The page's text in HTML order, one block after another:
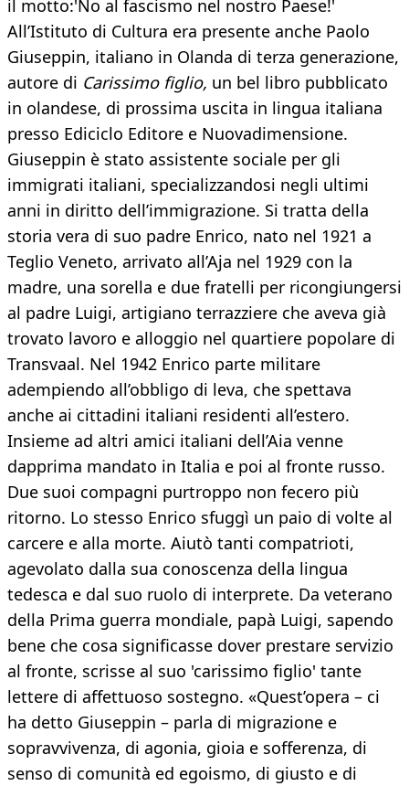
il motto:'No al fascismo nel nostro Paese!'
All’Istituto di Cultura era presente anche Paolo
Giuseppin, italiano in Olanda di terza generazione,
autore di Carissimo figlio, un bel libro pubblicato
in olandese, di prossima uscita in lingua italiana
presso Ediciclo Editore e Nuovadimensione.
Giuseppin è stato assistente sociale per gli
immigrati italiani, specializzandosi negli ultimi
anni in diritto dell’immigrazione. Si tratta della
storia vera di suo padre Enrico, nato nel 1921 a
Teglio Veneto, arrivato all’Aja nel 1929 con la
madre, una sorella e due fratelli per ricongiungersi
al padre Luigi, artigiano terrazziere che aveva già
trovato lavoro e alloggio nel quartiere popolare di
Transvaal. Nel 1942 Enrico parte militare
adempiendo all’obbligo di leva, che spettava
anche ai cittadini italiani residenti all’estero.
Insieme ad altri amici italiani dell’Aia venne
dapprima mandato in Italia e poi al fronte russo.
Due suoi compagni purtroppo non fecero più
ritorno. Lo stesso Enrico sfuggì un paio di volte al
carcere e alla morte. Aiutò tanti compatrioti,
agevolato dalla sua conoscenza della lingua
tedesca e dal suo ruolo di interprete. Da veterano
della Prima guerra mondiale, papà Luigi, sapendo
bene che cosa significasse dover prestare servizio
al fronte, scrisse al suo 'carissimo figlio' tante
lettere di affettuoso sostegno. «Quest’opera – ci
ha detto Giuseppin – parla di migrazione e
sopravvivenza, di agonia, gioia e sofferenza, di
senso di comunità ed egoismo, di giusto e di